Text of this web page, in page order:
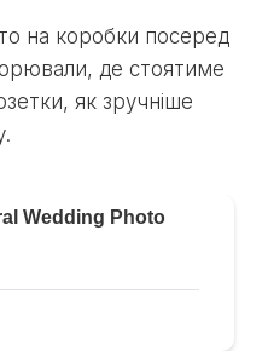
на коробки посеред
де стоятиме
як зручніше